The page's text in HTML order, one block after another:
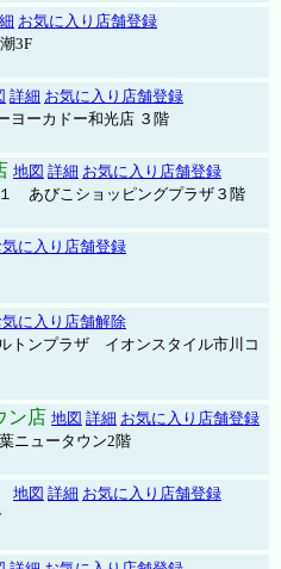
お気に入り店舗登録
3F
詳細 お気に入り店舗登録
ヨーカドー和光店 ３階
地図 詳細 お気に入り店舗登録
あびこショッピングプラザ３階
気に入り店舗登録
気に入り店舗解除
トンプラザ イオンスタイル市川コ
ン店 地図 詳細 お気に入り店舗登録
ニュータウン2階
地図 詳細 お気に入り店舗登録